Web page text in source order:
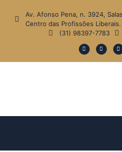
Av. Afonso Pena, n. 3924,
Centro das Profissões Liberais.
(31) 98397-7783